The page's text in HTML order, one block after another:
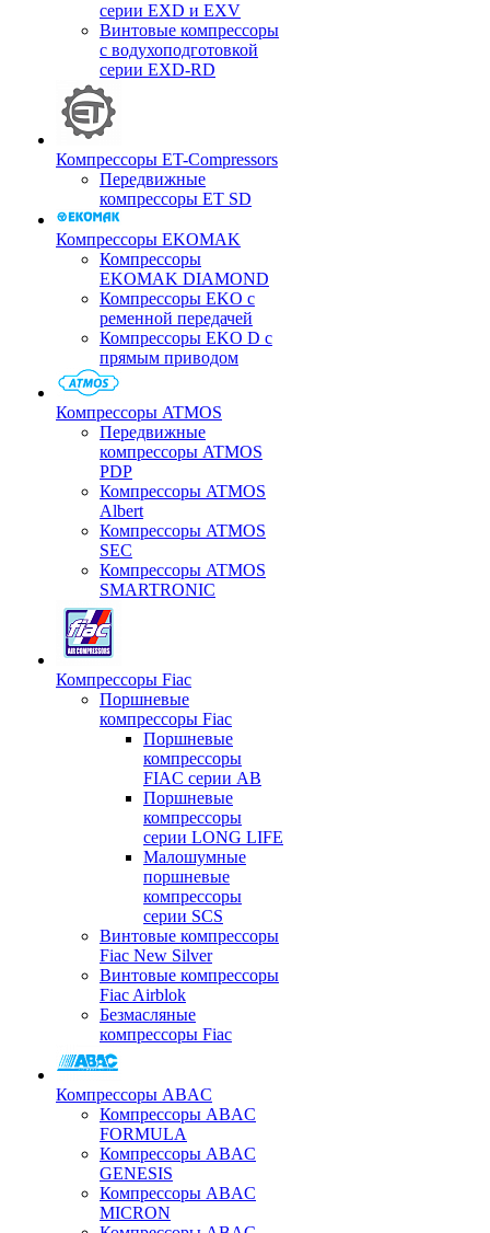
серии EXD и EXV
Винтовые компрессоры
с водухоподготовкой
серии EXD-RD
Компрессоры ET-Compressors
Передвижные
компрессоры ET SD
Компрессоры EKOMAK
Компрессоры
EKOMAK DIAMOND
Компрессоры EKO c
ременной передачей
Компрессоры EKO D с
прямым приводом
Компрессоры ATMOS
Передвижные
компрессоры ATMOS
PDP
Компрессоры ATMOS
Albert
Компрессоры ATMOS
SEC
Компрессоры ATMOS
SMARTRONIC
Компрессоры Fiac
Поршневые
компрессоры Fiac
Поршневые
компрессоры
FIAC серии AB
Поршневые
компрессоры
серии LONG LIFE
Малошумные
поршневые
компрессоры
серии SCS
Винтовые компрессоры
Fiac New Silver
Винтовые компрессоры
Fiac Airblok
Безмасляные
компрессоры Fiac
Компрессоры ABAC
Компрессоры ABAC
FORMULA
Компрессоры ABAC
GENESIS
Компрессоры ABAC
MICRON